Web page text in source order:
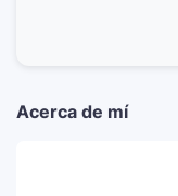
Acerca de mí